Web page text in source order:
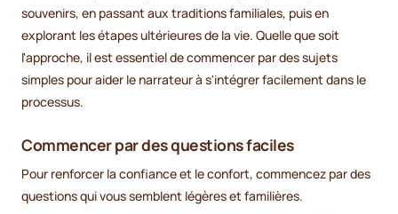
souvenirs, en passant aux traditions familiales, puis en
explorant les étapes ultérieures de la vie. Quelle que soit
l'approche, il est essentiel de commencer par des sujets
simples pour aider le narrateur à s'intégrer facilement dans le
processus.
Commencer par des questions faciles
Pour renforcer la confiance et le confort, commencez par des
questions qui vous semblent légères et familières.